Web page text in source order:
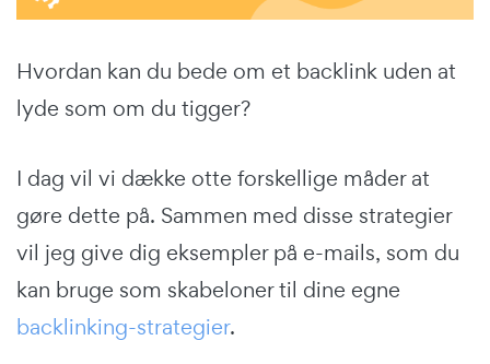
Hvordan kan du bede om et backlink uden at
lyde som om du tigger?
I dag vil vi dække otte forskellige måder at
gøre dette på. Sammen med disse strategier
vil jeg give dig eksempler på e-mails, som du
kan bruge som skabeloner til dine egne
backlinking-strategier.